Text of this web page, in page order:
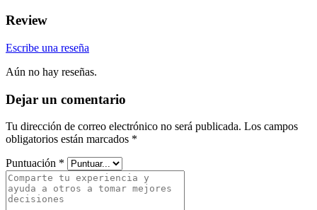
Review
Escribe una reseña
Aún no hay reseñas.
Dejar un comentario
Tu dirección de correo electrónico no será publicada. Los campos
obligatorios están marcados *
Puntuación *